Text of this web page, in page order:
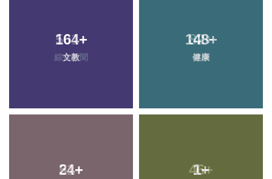
164+
文教
148+
健康
24+ 1+